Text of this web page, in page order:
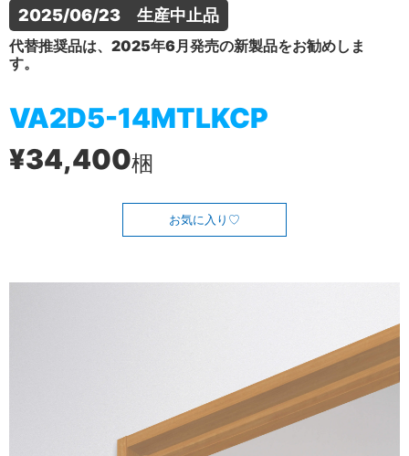
2025/06/23　生産中止品
代替推奨品は、2025年6月発売の新製品をお勧めしま
す。
VA2D5-14MTLKCP
¥34,400梱
お気に入り